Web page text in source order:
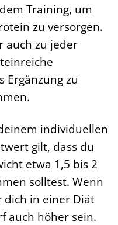
Training, um
zu versorgen.
auch zu jeder
Ergänzung zu
individuellen
gilt, dass du
etwa 1,5 bis 2
solltest. Wenn
in einer Diät
auch höher sein.